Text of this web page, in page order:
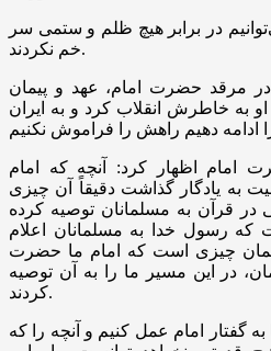
در برابر هیچ ظلم و ستمی سر
خم نکردند.
در مرقد حضرت امام، عهد و پیمان
به خاطرش انقلاب کرد و به ایران
امام اظهار کرد: آنچه که امام
به یادگار گذاشت دقیقاً آن چیزی
در قرآن به مسلمانان توصیه کرده
که رسول خدا به مسلمانان اعلام
همان چیزی است که امام ما حضرت
در این مسیر ما را به آن توصیه
کردند.
گفتار امام عمل کنیم و آنچه را که